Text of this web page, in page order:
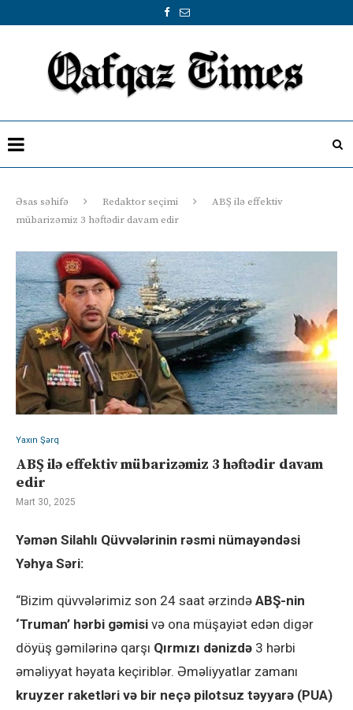
Əsas səhifə Redaktor seçimi
ABŞ ilə effektiv
mübarizəmiz 3 həftədir davam edir
Yaxın Şərq
ABŞ ilə effektiv mübarizəmiz 3 həftədir davam
edir
Mart 30, 2025
Yəmən Silahlı Qüvvələrinin rəsmi nümayəndəsi
Yəhya Səri:
“Bizim qüvvələrimiz son 24 saat ərzində ABŞ-nin
‘Truman’ hərbi gəmisi və ona müşayiət edən digər
döyüş gəmilərinə qarşı Qırmızı dənizdə 3 hərbi
əməliyyat həyata keçiriblər. Əməliyyatlar zamanı
kruyzer raketləri və bir neçə pilotsuz təyyarə (PUA)